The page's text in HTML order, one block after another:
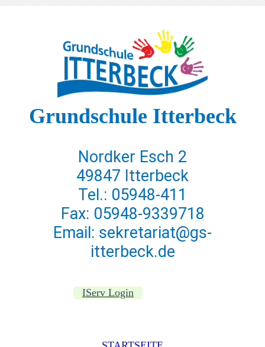
Grundschule Itterbeck
Nordker Esch 2
49847 Itterbeck
Tel.: 05948-411
Fax: 05948-9339718
Email: sekretariat@gs-
itterbeck.de
IServ Login